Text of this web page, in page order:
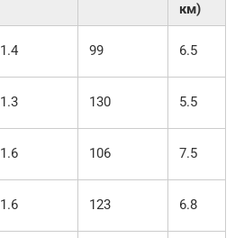
км)
1.4 99 6.5
1.3 130 5.5
1.6 106 7.5
1.6 123 6.8